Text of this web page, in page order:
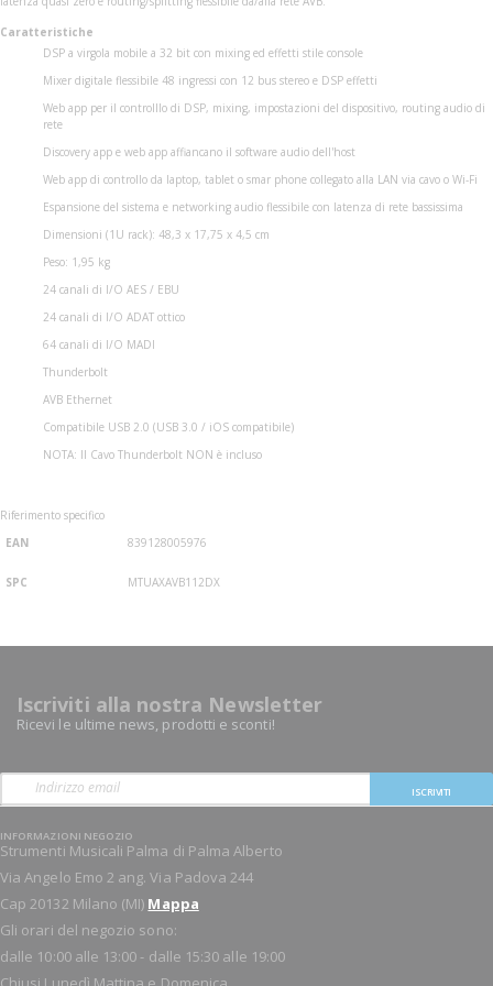
Caratteristiche
DSP a virgola mobile a 32 bit con mixing ed effetti stile console
Mixer digitale flessibile 48 ingressi con 12 bus stereo e DSP effetti
Web app per il controlllo di DSP, mixing, impostazioni del dispositivo, routing audio di
rete
Discovery app e web app affiancano il software audio dell'host
Web app di controllo da laptop, tablet o smar phone collegato alla LAN via cavo o Wi-Fi
Espansione del sistema e networking audio flessibile con latenza di rete bassissima
Dimensioni (1U rack): 48,3 x 17,75 x 4,5 cm
Peso: 1,95 kg
24 canali di I/O AES / EBU
24 canali di I/O ADAT ottico
64 canali di I/O MADI
Thunderbolt
AVB Ethernet
Compatibile USB 2.0 (USB 3.0 / iOS compatibile)
NOTA: Il Cavo Thunderbolt NON è incluso
Riferimento specifico
EAN
839128005976
SPC MTUAXAVB112DX
Iscriviti alla nostra Newsletter
Ricevi le ultime news, prodotti e sconti!
ISCRIVITI
INFORMAZIONI NEGOZIO
Strumenti Musicali Palma di Palma Alberto
Via Angelo Emo 2 ang. Via Padova 244
Cap 20132 Milano (MI) Mappa
Gli orari del negozio sono:
dalle 10:00 alle 13:00 - dalle 15:30 alle 19:00